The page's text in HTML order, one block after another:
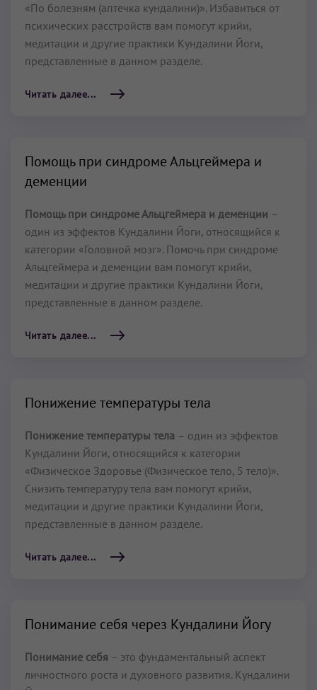
«По болезням (аптечка кундалини)». Избавиться от
психических расстройств вам помогут крийи,
медитации и другие практики Кундалини Йоги,
представленные в данном разделе.
Читать далее...
Помощь при синдроме Альцгеймера и
деменции
Помощь при синдроме Альцгеймера и деменции –
один из эффектов Кундалини Йоги, относящийся к
категории «Головной мозг». Помочь при синдроме
Альцгеймера и деменции вам помогут крийи,
медитации и другие практики Кундалини Йоги,
представленные в данном разделе.
Читать далее...
Понижение температуры тела
Понижение температуры тела – один из эффектов
Кундалини Йоги, относящийся к категории
«Физическое Здоровье (Физическое тело, 5 тело)».
Снизить температуру тела вам помогут крийи,
медитации и другие практики Кундалини Йоги,
представленные в данном разделе.
Читать далее...
Понимание себя через Кундалини Йогу
Понимание себя – это фундаментальный аспект
личностного роста и духовного развития. Кундалини